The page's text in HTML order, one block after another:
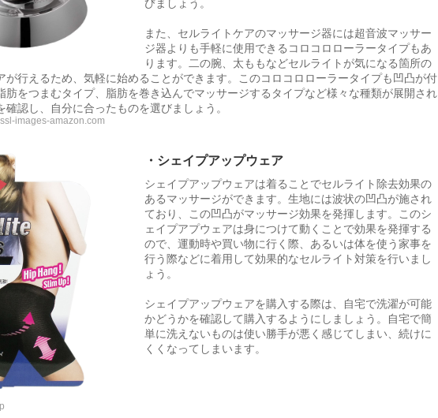
びましょう。
また、セルライトケアのマッサージ器には超音波マッサー
ジ器よりも手軽に使用できるコロコロローラータイプもあ
ります。二の腕、太ももなどセルライトが気になる箇所の
が行えるため、気軽に始めることができます。このコロコロローラータイプも凹凸が付
肪をつまむタイプ、脂肪を巻き込んでマッサージするタイプなど様々な種類が展開され
確認し、自分に合ったものを選びましょう。
images-amazon.com
・シェイプアップウェア
シェイプアップウェアは着ることでセルライト除去効果の
あるマッサージができます。生地には波状の凹凸が施され
ており、この凹凸がマッサージ効果を発揮します。このシ
ェイプアプウェアは身につけて動くことで効果を発揮する
ので、運動時や買い物に行く際、あるいは体を使う家事を
行う際などに着用して効果的なセルライト対策を行いまし
ょう。
シェイプアップウェアを購入する際は、自宅で洗濯が可能
かどうかを確認して購入するようにしましょう。自宅で簡
単に洗えないものは使い勝手が悪く感じてしまい、続けに
くくなってしまいます。